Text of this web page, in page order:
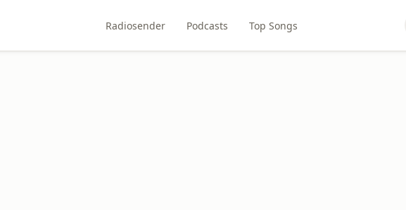
Radiosender Podcasts Top Songs